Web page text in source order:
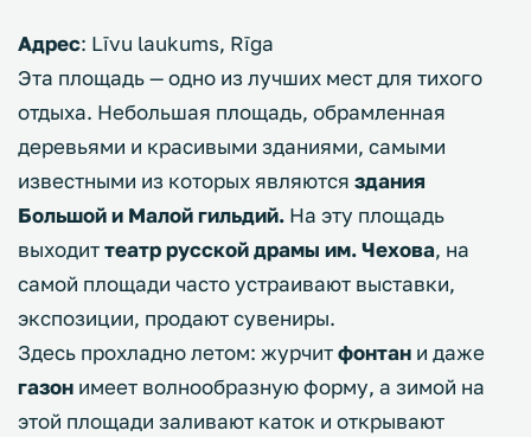
Адрес: Līvu laukums, Rīga
Эта площадь — одно из лучших мест для тихого
отдыха. Небольшая площадь, обрамленная
деревьями и красивыми зданиями, самыми
известными из которых являются здания
Большой и Малой гильдий. На эту площадь
выходиттеатр русской драмы им. Чехова, на
самой площади часто устраивают выставки,
экспозиции, продают сувениры.
Здесь прохладно летом: журчитфонтан и даже
газон имеет волнообразную форму, а зимой на
этой площади заливают каток и открывают